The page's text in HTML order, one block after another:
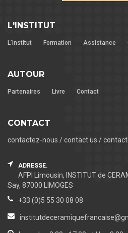
L'INSTITUT
L'institut Formation Assistance
AUTOUR
Partenaires Livre Contact
CONTACT
contactez-nous / contact us /
ADRESSE.
AFPI Limousin, INSTITUT de
Say, 87000 LIMOGES
+33 (0)5 55 30 08 08